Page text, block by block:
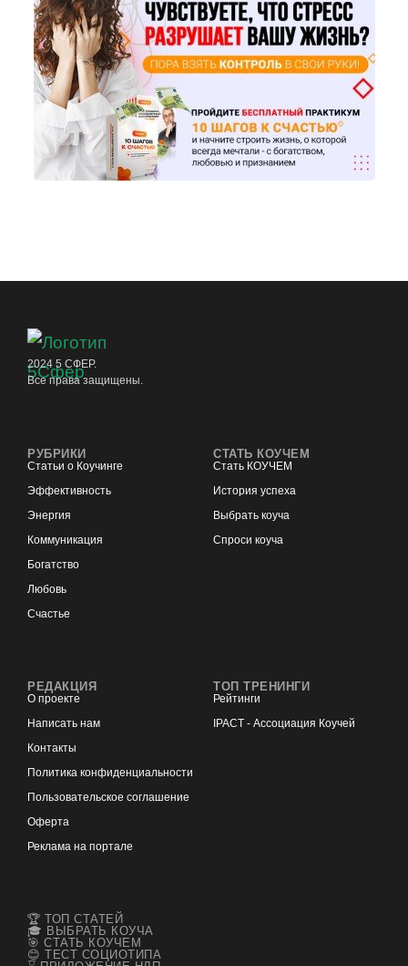
2024 5 СФЕР.
Все права защищены.
РУБРИКИ
Статьи о Коучинге
Эффективность
Энергия
Коммуникация
Богатство
Любовь
Счастье
СТАТЬ КОУЧЕМ
Стать КОУЧЕМ
История успеха
Выбрать коуча
Спроси коуча
РЕДАКЦИЯ
О проекте
Написать нам
Контакты
Политика конфиденциальности
Пользовательское соглашение
Оферта
Реклама на портале
ТОП ТРЕНИНГИ
Рейтинги
IPACT - Ассоциация Коучей
🏆 ТОП СТАТЕЙ
🎓 ВЫБРАТЬ КОУЧА
🎯 СТАТЬ КОУЧЕМ
😊 ТЕСТ СОЦИОТИПА